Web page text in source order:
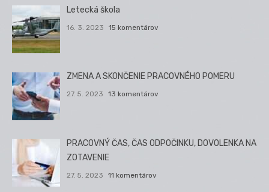
Letecká škola
16. 3. 2023 15 komentárov
ZMENA A SKONČENIE PRACOVNÉHO POMERU
27. 5. 2023 13 komentárov
PRACOVNÝ ČAS, ČAS ODPOČINKU, DOVOLENKA NA
ZOTAVENIE
27. 5. 2023 11 komentárov